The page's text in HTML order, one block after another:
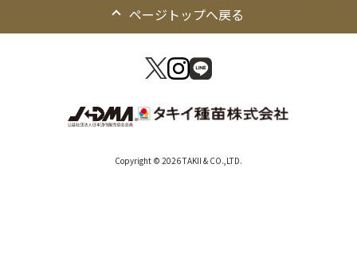
ページトップへ戻る
Copyright © 2026 TAKII & CO.,LTD.